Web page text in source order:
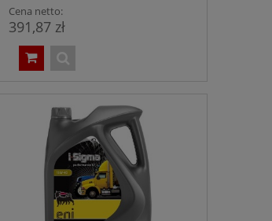
Cena netto:
391,87 zł